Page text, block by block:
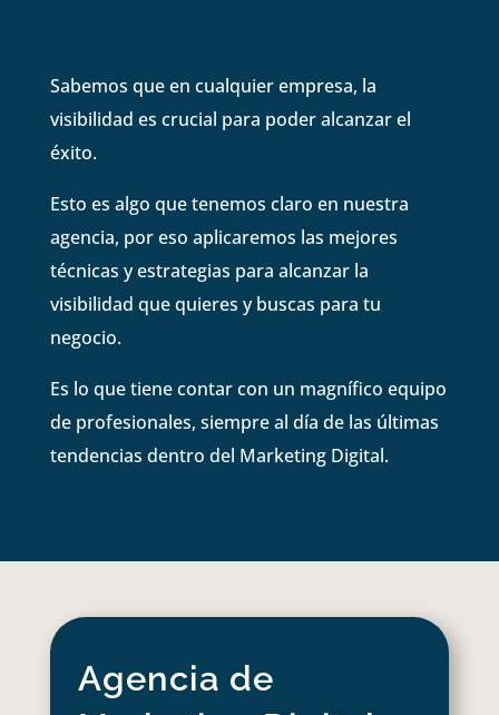
Sabemos que en cualquier empresa, la
visibilidad es crucial para poder alcanzar el
éxito.
Esto es algo que tenemos claro en nuestra
agencia, por eso aplicaremos las mejores
técnicas y estrategias para alcanzar la
visibilidad que quieres y buscas para tu
negocio.
Es lo que tiene contar con un magnífico equipo
de profesionales, siempre al día de las últimas
tendencias dentro del Marketing Digital.
Agencia de